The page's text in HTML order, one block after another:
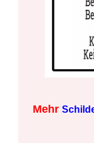
Mehr